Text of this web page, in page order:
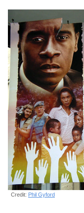
Credit: Phil Gyford